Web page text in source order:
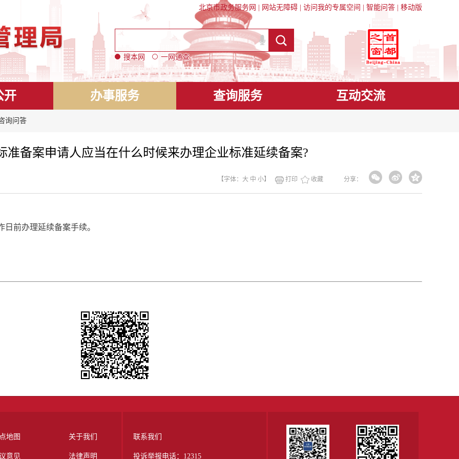
北京市政务服务网 网站无障碍 访问我的专属空间 智能问答 移动版
搜本网 一网通查
开 办事服务 查询服务 互动交流
询问答
准备案申请人应当在什么时候来办理企业标准延续备案?
分享：
【字体： 大 中 小】 打印 收藏
前办理延续备案手续。
地图 关于我们
意见 法律声明
联系我们
投诉举报电话：12315